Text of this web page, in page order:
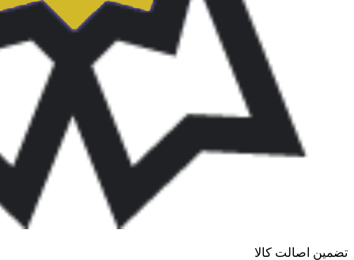
تضمین اصالت کالا